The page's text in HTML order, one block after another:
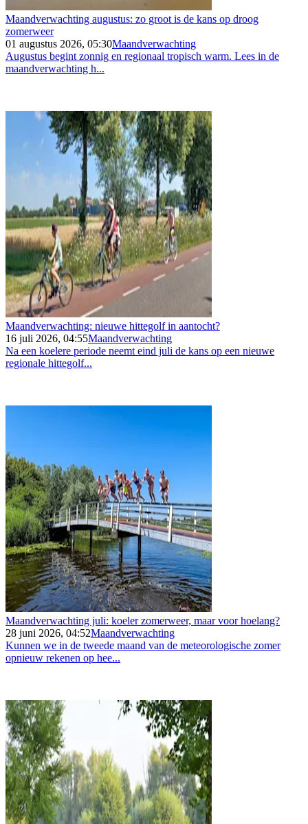
Maandverwachting augustus: zo groot is de kans op droog
zomerweer
01 augustus 2026, 05:30Maandverwachting
Augustus begint zonnig en regionaal tropisch warm. Lees in de
maandverwachting h...
Maandverwachting: nieuwe hittegolf in aantocht?
16 juli 2026, 04:55Maandverwachting
Na een koelere periode neemt eind juli de kans op een nieuwe
regionale hittegolf...
Maandverwachting juli: koeler zomerweer, maar voor hoelang?
28 juni 2026, 04:52Maandverwachting
Kunnen we in de tweede maand van de meteorologische zomer
opnieuw rekenen op hee...